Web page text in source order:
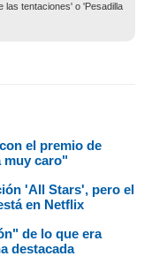
las tentaciones' o 'Pesadilla
el premio de
muy caro"
'All Stars', pero el
en Netflix
de lo que era
destacada